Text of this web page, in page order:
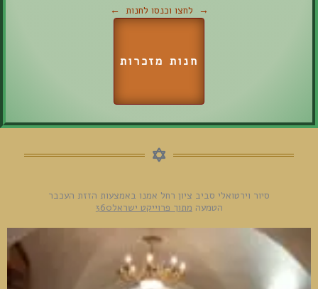
→ לחצו וכנסו לחנות ←
חנות מזכרות
סיור וירטואלי סביב ציון רחל אמנו באמצעות הזזת העכבר
הטמעה מתוך פרוייקט ישראל360